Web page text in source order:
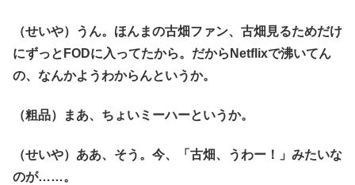
（せいや）うん。ほんまの古畑ファン、古畑見るためだけ
にずっとFODに入ってたから。だからNetflixで沸いてん
の、なんかようわからんというか。
（粗品）まあ、ちょいミーハーというか。
（せいや）ああ、そう。今、「古畑、うわー！」みたいな
のが……。